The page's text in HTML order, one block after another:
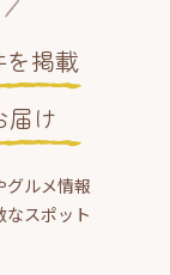
を掲載
届け
グルメ情報
スポット